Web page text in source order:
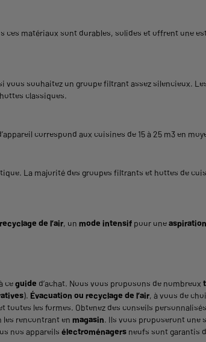
ces matériaux sont durables, solides et offrent une
vous souhaitez un groupe filtrant assez silencieux.
classiques.
correspond aux cuisines de 15 à 25 m3 en
La majorité des groupes filtrants et hottes de
recyclage de l’air, un mode intensif pour uneaspiration
ceguide d’achat. Nous vous proposons de nombreux
). Évacuation ou recyclage de l’air, à vous de
les formes. Obtenez des conseils
les rencontrant en magasin. Ils vous proposeront une
nos appareils électroménagers neufs sont garantis